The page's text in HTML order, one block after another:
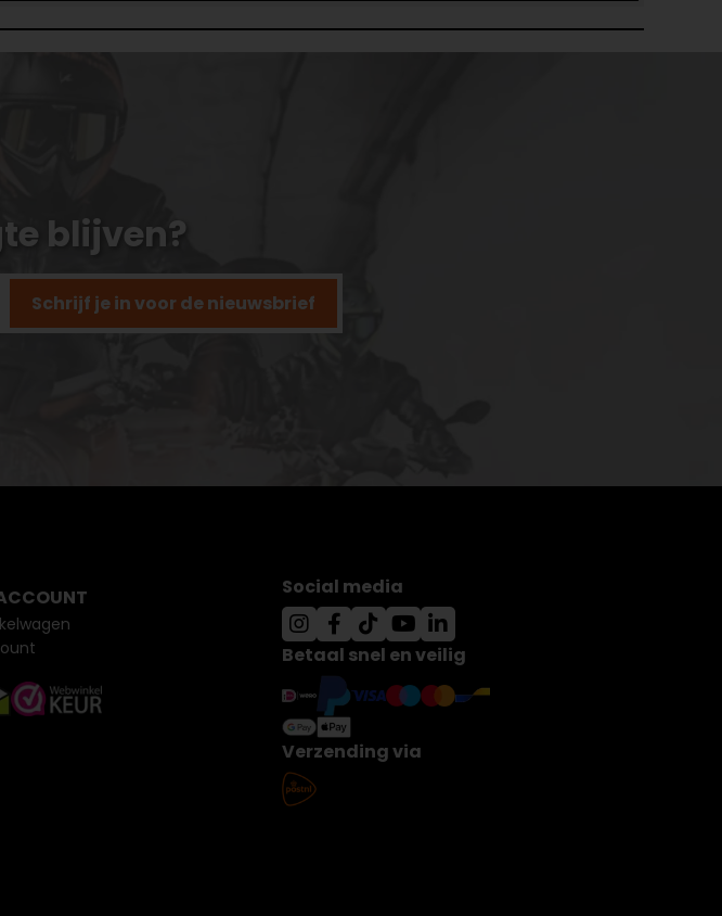
blijven?
Schrijf je in voor de nieuwsbrief
Social media
Betaal snel en veilig
Verzending via